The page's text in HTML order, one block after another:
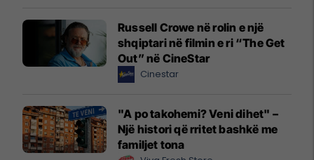
Russell Crowe në rolin e një
shqiptari në filmin e ri “The Get
Out” në CineStar
Cinestar
"A po takohemi? Veni dihet" –
Një histori që rritet bashkë me
familjet tona